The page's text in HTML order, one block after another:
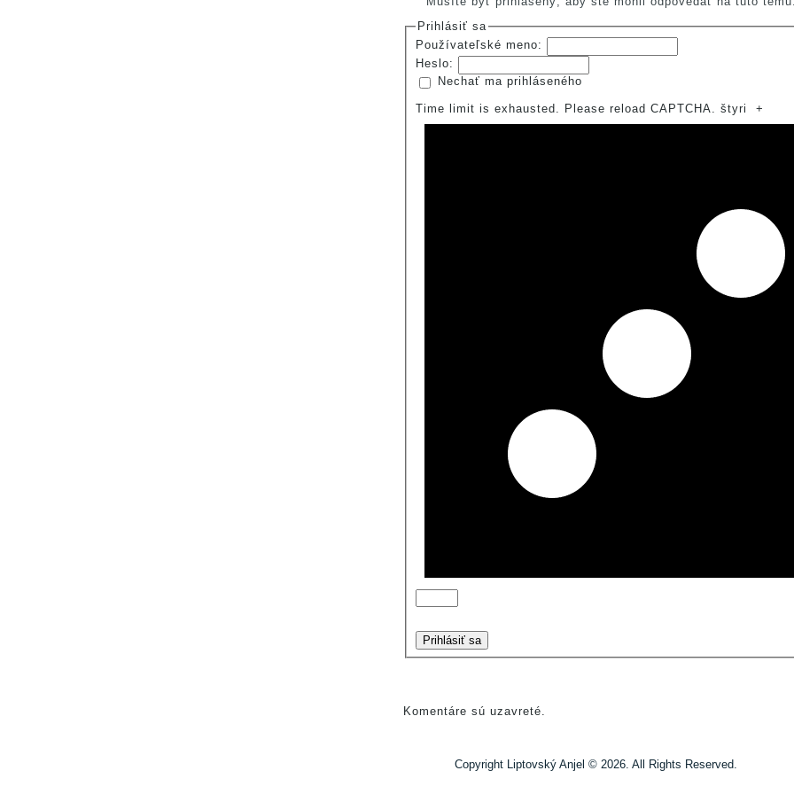
Prihlásiť sa
Používateľské meno:
Heslo:
Nechať ma prihláseného
Time limit is exhausted. Please reload CAPTCHA. štyri +
Prihlásiť sa
Komentáre sú uzavreté.
Copyright Liptovský Anjel © 2026. All Rights Reserved.